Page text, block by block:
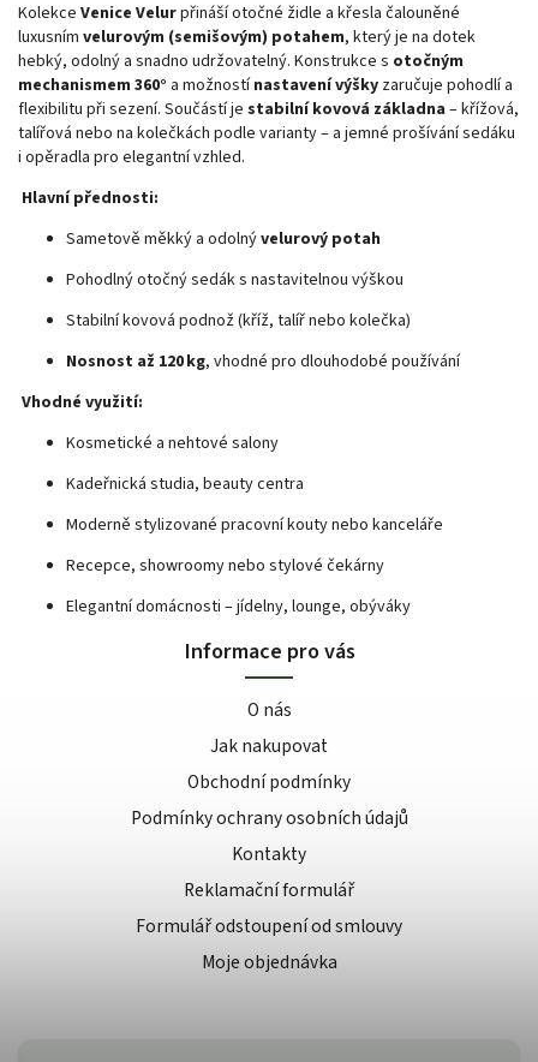
Kolekce Venice Velurpřináší otočné židle a křesla čalouněné
luxusním velurovým (semišovým) potahem, který je na dotek
hebký, odolný a snadno udržovatelný. Konstrukce s otočným
mechanismem 360° a možnostínastavení výšky zaručuje pohodlí a
flexibilitu při sezení. Součástí je stabilní kovová základna – křížová,
talířová nebo na kolečkách podle varianty – a jemné prošívání sedáku
i opěradla pro elegantní vzhled.
Hlavní přednosti:
Sametově měkký a odolnývelurový potah
Pohodlný otočný sedák s nastavitelnou výškou
Stabilní kovová podnož (kříž, talíř nebo kolečka)
Nosnost až 120 kg, vhodné pro dlouhodobé používání
Vhodné využití:
Kosmetické a nehtové salony
Kadeřnická studia, beauty centra
Moderně stylizované pracovní kouty nebo kanceláře
Recepce, showroomy nebo stylové čekárny
Elegantní domácnosti – jídelny, lounge, obýváky
Informace pro vás
O nás
Jak nakupovat
Obchodní podmínky
Podmínky ochrany osobních údajů
Kontakty
Reklamační formulář
Formulář odstoupení od smlouvy
Moje objednávka